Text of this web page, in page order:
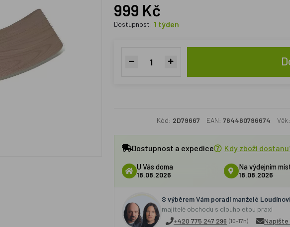
999 Kč
Dostupnost: 1 týden
Kód: 2D79667 EAN: 764460796674 Věk:
Dostupnost a expedice Kdy zboží
U Vás doma
18.08.2026
Na výdejním
18.08.2026
S výběrem Vám poradí manželé Loudínovi
majitelé obchodu s dlouholetou praxí
+420 775 247 296 (10-17h) Napište